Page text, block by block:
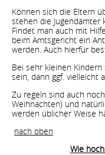
Können sich die Eltern
stehen die Jugendämter
Findet man auch mit
beim Amtsgericht ein
werden. Auch hierfür
Bei sehr kleinen
sein, dann ggf. vielleicht
Zu regeln sind auch
Weihnachten) und
werden üblicher Weise
nach oben
Wie